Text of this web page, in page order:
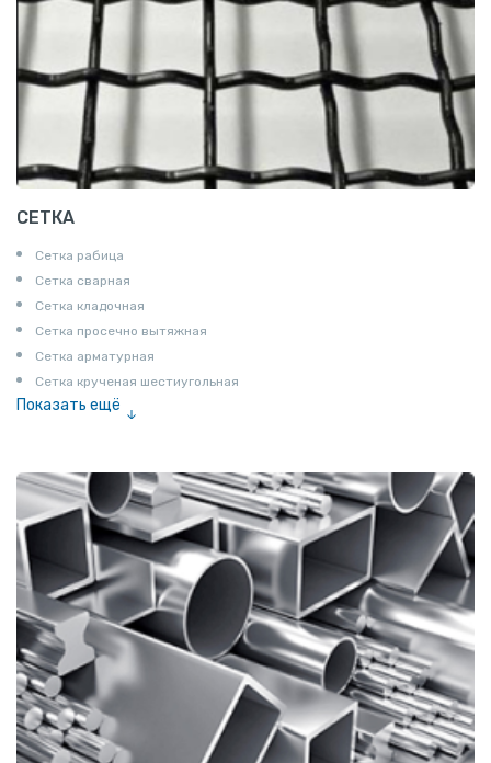
СЕТКА
Сетка рабица
Сетка сварная
Сетка кладочная
Сетка просечно вытяжная
Сетка арматурная
Сетка крученая шестиугольная
Показать ещё